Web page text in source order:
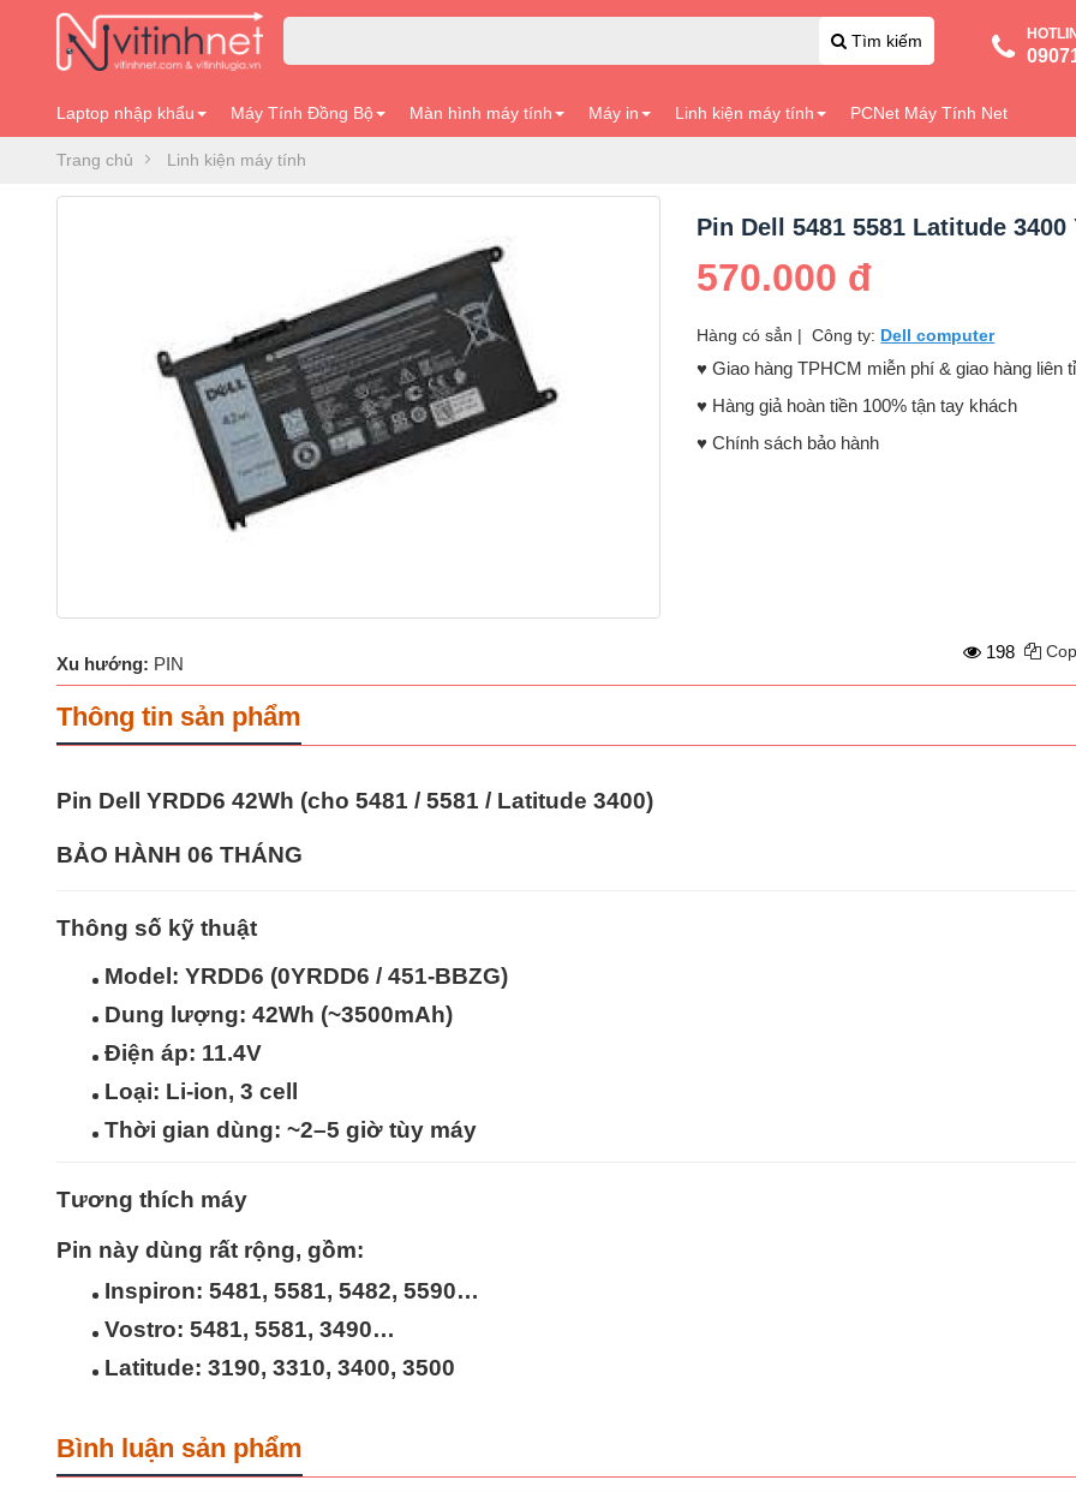
Tìm kiếm
Laptop nhập khẩu Máy Tính Đồng Bộ Màn hình máy tính Máy in Linh kiện máy tính PCNet Máy Tính Net
Trang chủ Linh kiện máy tính
Pin Dell 5481 5581 Latitude 3400
570.000 đ
Hàng có sẳn |Công ty: Dell computer
♥️ Giao hàng TPHCM miễn phí & giao hàng liên
♥️ Hàng giả hoàn tiền 100% tận tay khách
♥️ Chính sách bảo hành
Xu hướng: PIN
198
Thông tin sản phẩm
Pin Dell YRDD6 42Wh (cho 5481 / 5581 / Latitude 3400)
BẢO HÀNH 06 THÁNG
Thông số kỹ thuật
Model: YRDD6 (0YRDD6 / 451-BBZG)
Dung lượng: 42Wh (~3500mAh)
Điện áp: 11.4V
Loại: Li-ion, 3 cell
Thời gian dùng: ~2–5 giờ tùy máy
Tương thích máy
Pin này dùng rất rộng, gồm:
Inspiron: 5481, 5581, 5482, 5590…
Vostro: 5481, 5581, 3490…
Latitude: 3190, 3310, 3400, 3500
Bình luận sản phẩm